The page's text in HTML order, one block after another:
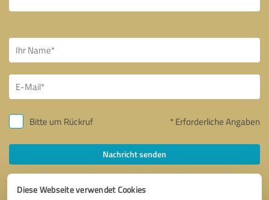
Diese Webseite verwendet Cookies
Bitte um Rückruf * Erforderliche Angaben
Nachricht senden
Ich stimme den Datenschutzbestimmungen